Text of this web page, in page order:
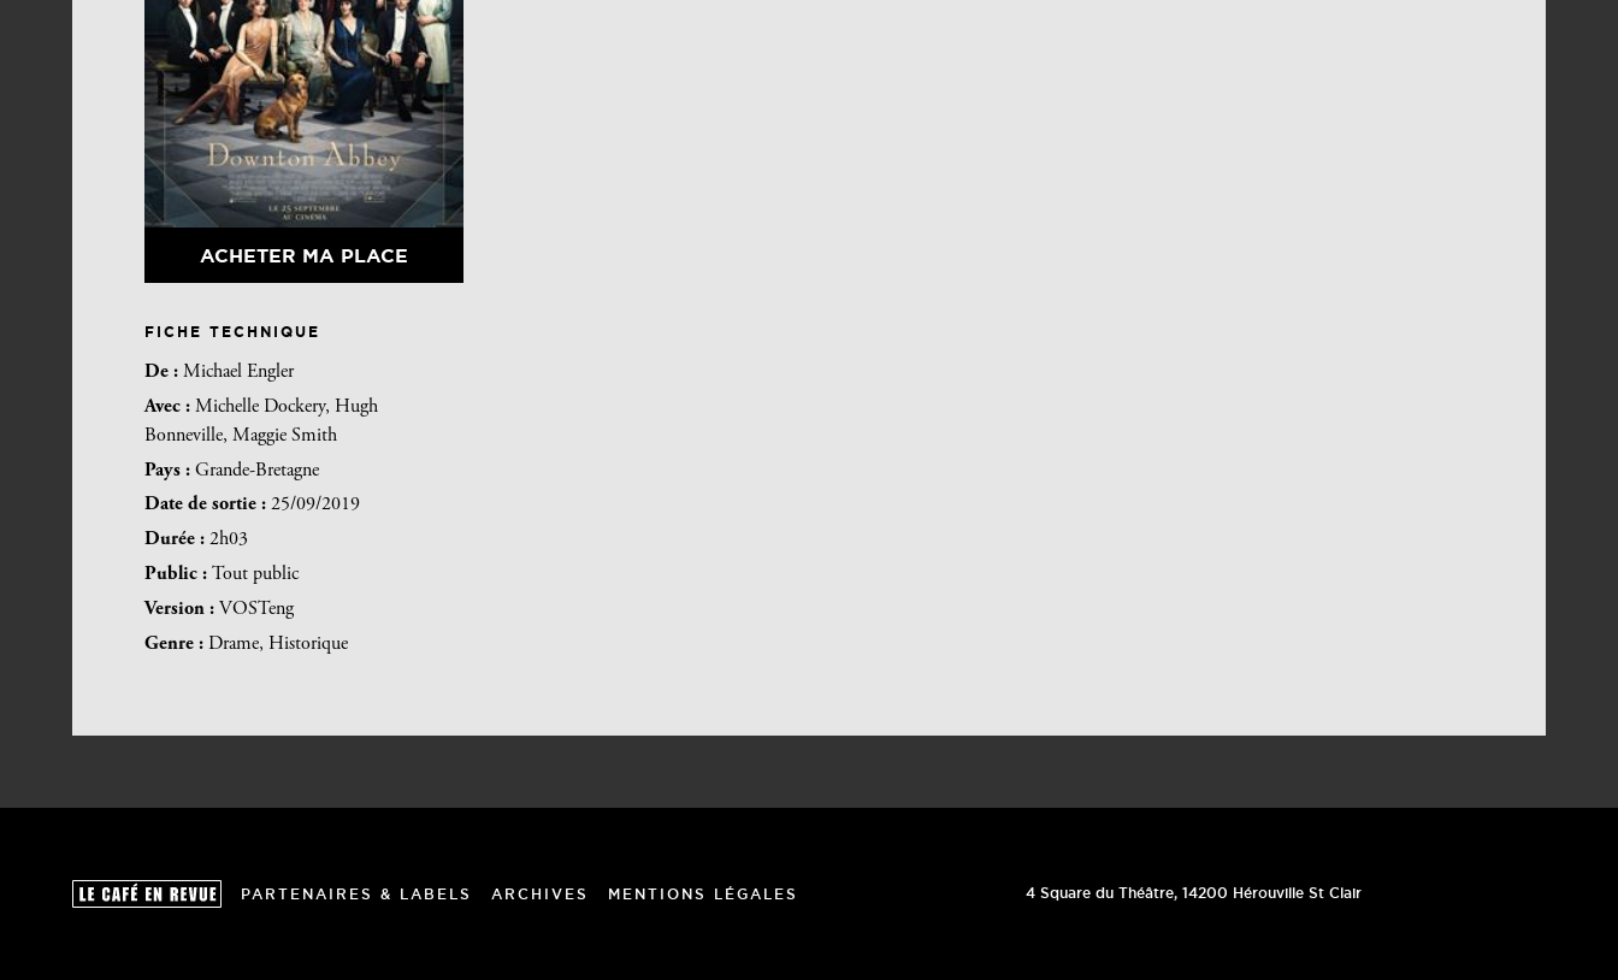
ACHETER MA PLACE
FICHE TECHNIQUE
De : Michael Engler
Avec : Michelle Dockery, Hugh
Bonneville, Maggie Smith
Pays : Grande-Bretagne
Date de sortie : 25/09/2019
Durée : 2h03
Public : Tout public
Version : VOSTeng
Genre : Drame, Historique
PARTENAIRES & LABELS ARCHIVES MENTIONS LÉGALES 4 Square du Théâtre, 14200 Hérouville St Clair